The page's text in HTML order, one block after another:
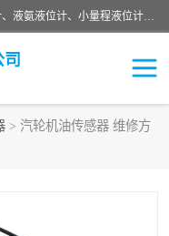
河南福瑞德仪表有限公司是生产销售电容液位计、液氨液位计、小量程液位计定制、智能锅炉水位计、液氮液位计等；并在产品开发、研制的过程中，吸取国内外仪器仪表的技术精华，建立了一支高、精、尖的科研开发队伍，使产品性能不断升级。
> 汽轮机油传感器 维修方